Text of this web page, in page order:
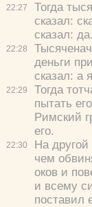
22:27
22:28
22:29
22:30
Тогда
сказал:
сказал: да.
деньги
сказал: а
Тогда
пытать
Римский
его.
На другой
чем
оков и
и всему
поставил